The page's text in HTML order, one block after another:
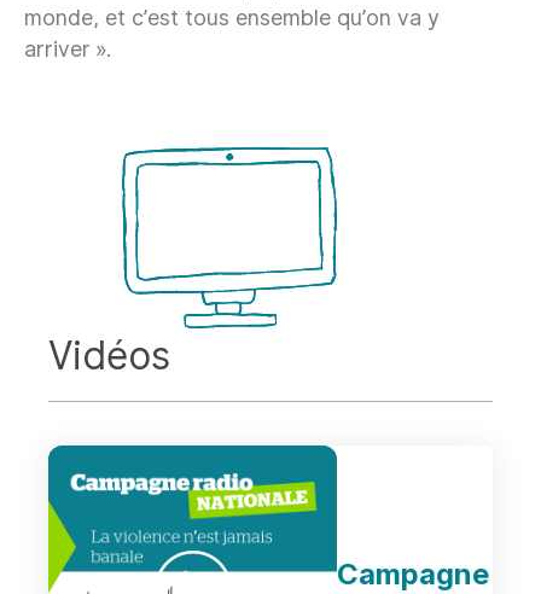
monde, et c’est tous ensemble qu’on va y
arriver ».
Vidéos
Campagne